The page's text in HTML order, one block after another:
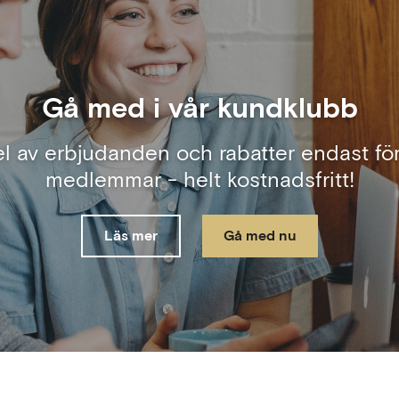
Gå med i vår kundklubb
av erbjudanden och rabatter endast
medlemmar - helt kostnadsfritt!
Läs mer Gå med nu